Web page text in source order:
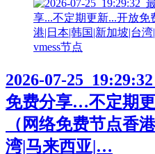
vmess节点
2026-07-
免费分享…不定期
（网络免费节点香
湾|马来西亚|…